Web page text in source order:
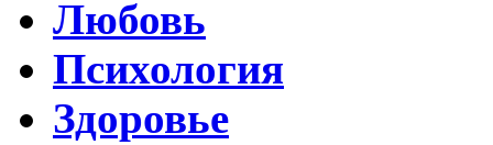
Любовь
Психология
Здоровье